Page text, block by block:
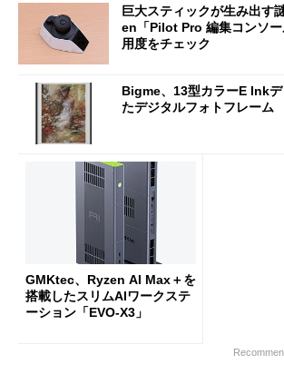
巨大スティックが生み出す
en「Pilot Pro 編集コンソ
用度をチェック
Bigme、13型カラーE Inkデ
たデジタルフォトフレーム
GMKtec、Ryzen AI Max＋を
搭載したスリムAIワークステ
ーション「EVO-X3」